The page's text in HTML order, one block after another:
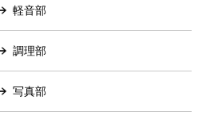
軽音部
調理部
写真部